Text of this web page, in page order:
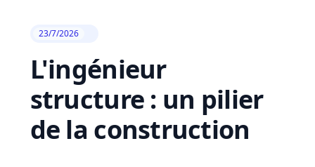
23/7/2026
L'ingénieur
structure : un pilier
de la construction